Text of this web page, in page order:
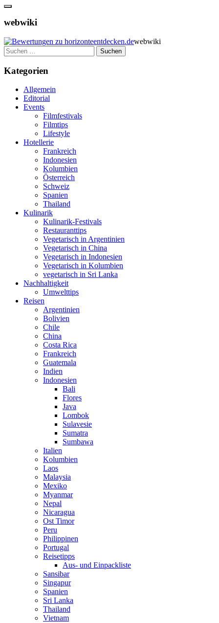
webwiki
webwiki
Suchen
nach:
Kategorien
Allgemein
Editorial
Events
Filmfestivals
Filmtips
Lifestyle
Hotellerie
Frankreich
Indonesien
Kolumbien
Österreich
Schweiz
Spanien
Thailand
Kulinarik
Kulinarik-Festivals
Restauranttips
Vegetarisch in Argentinien
Vegetarisch in China
Vegetarisch in Indonesien
Vegetarisch in Kolumbien
vegetarisch in Sri Lanka
Nachhaltigkeit
Umwelttips
Reisen
Argentinien
Bolivien
Chile
China
Costa Rica
Frankreich
Guatemala
Indien
Indonesien
Bali
Flores
Java
Lombok
Sulavesie
Sumatra
Sumbawa
Italien
Kolumbien
Laos
Malaysia
Mexiko
Myanmar
Nepal
Nicaragua
Ost Timor
Peru
Philippinen
Portugal
Reisetipps
Aus- und Einpackliste
Sansibar
Singapur
Spanien
Sri Lanka
Thailand
Vietnam